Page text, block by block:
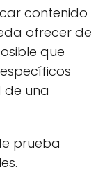
contenido
ofrecer de
que
de una
prueba